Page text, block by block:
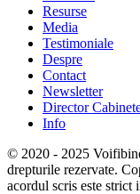
Resurse
Media
Testimoniale
Despre
Contact
Newsletter
Director
Info
© 2020 - 2025
drepturile rezervate.
acordul scris este strict